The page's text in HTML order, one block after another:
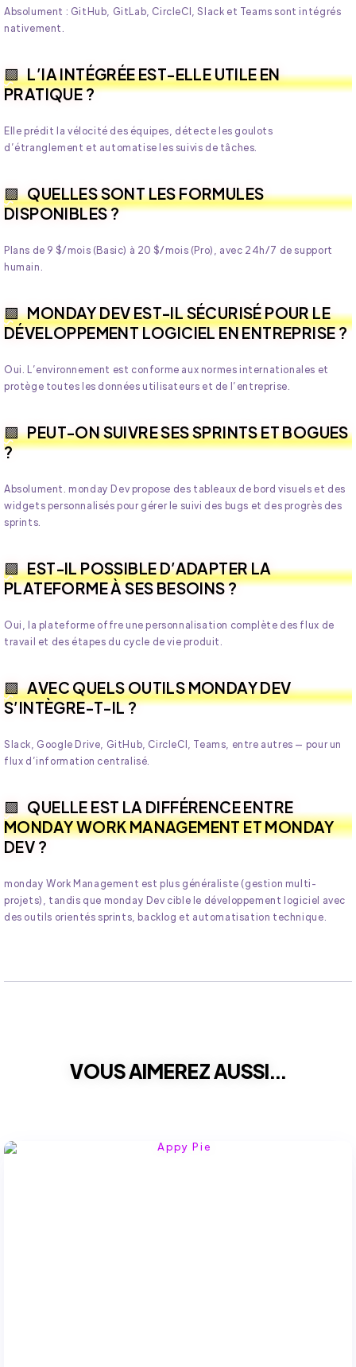
Absolument : GitHub, GitLab, CircleCI, Slack et Teams sont intégrés
nativement.
L’IA INTÉGRÉE EST-ELLE UTILE EN
PRATIQUE ?
Elle prédit la vélocité des équipes, détecte les goulots
d’étranglement et automatise les suivis de tâches.
QUELLES SONT LES FORMULES
DISPONIBLES ?
Plans de 9 $/mois (Basic) à 20 $/mois (Pro), avec 24h/7 de support
humain.
MONDAY DEV EST-IL SÉCURISÉ POUR LE
DÉVELOPPEMENT LOGICIEL EN ENTREPRISE ?
Oui. L’environnement est conforme aux normes internationales et
protège toutes les données utilisateurs et de l’entreprise.
PEUT-ON SUIVRE SES SPRINTS ET BOGUES
?
Absolument. monday Dev propose des tableaux de bord visuels et des
widgets personnalisés pour gérer le suivi des bugs et des progrès des
sprints.
EST-IL POSSIBLE D’ADAPTER LA
PLATEFORME À SES BESOINS ?
Oui, la plateforme offre une personnalisation complète des flux de
travail et des étapes du cycle de vie produit.
AVEC QUELS OUTILS MONDAY DEV
S’INTÈGRE-T-IL ?
Slack, Google Drive, GitHub, CircleCI, Teams, entre autres — pour un
flux d’information centralisé.
QUELLE EST LA DIFFÉRENCE ENTRE
MONDAY WORK MANAGEMENT ET MONDAY
DEV ?
monday Work Management est plus généraliste (gestion multi-
projets), tandis que monday Dev cible le développement logiciel avec
des outils orientés sprints, backlog et automatisation technique.
VOUS AIMEREZ AUSSI...